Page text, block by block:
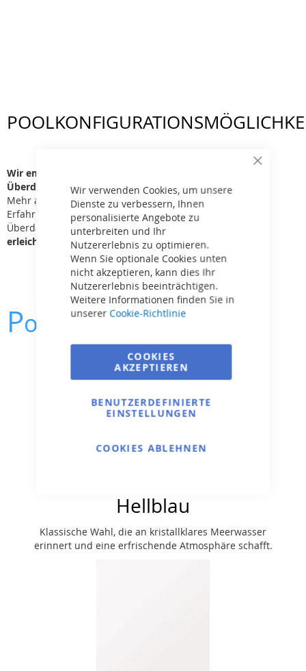
Close
Wir verwenden Cookies, um unsere
Dienste zu verbessern, Ihnen
personalisierte Angebote zu
unterbreiten und Ihr
Nutzererlebnis zu optimieren.
Wenn Sie optionale Cookies unten
nicht akzeptieren, kann dies Ihr
Nutzererlebnis beeinträchtigen.
Weitere Informationen finden Sie in
unserer Cookie-Richtlinie
COOKIES
AKZEPTIEREN
BENUTZERDEFINIERTE
EINSTELLUNGEN
COOKIES ABLEHNEN
Wir empfehlen ein komplettes Poolsystem mit
Überdachung:
Mehr als 70 % der Poolbesitzer entscheiden sich nach
Erfahrungen innerhalb von drei Jahren für eine
Überdachung.Unsere kompletten Poolsysteme
erleichtern Ihnen diese Entscheidung bereits jetzt!
Pool farbe
Hellblau
Klassische Wahl, die an kristallklares Meerwasser
erinnert und eine erfrischende Atmosphäre schafft.